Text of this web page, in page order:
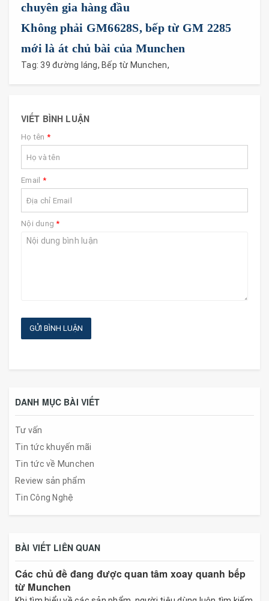
chuyên gia hàng đầu
Không phải GM6628S, bếp từ GM 2285
mới là át chủ bài của Munchen
Tag: 39 đường láng, Bếp từ Munchen,
VIẾT BÌNH LUẬN
Họ tên *
Email *
Nội dung*
GỬI BÌNH LUẬN
DANH MỤC BÀI VIẾT
Tư vấn
Tin tức khuyến mãi
Tin tức về Munchen
Review sản phẩm
Tin Công Nghệ
BÀI VIẾT LIÊN QUAN
Các chủ đề đang được quan tâm xoay quanh bếp
từ Munchen